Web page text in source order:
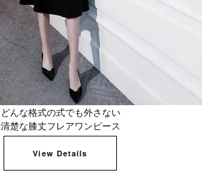
どんな格式の式でも外さない
清楚な膝丈フレアワンピース
View Details